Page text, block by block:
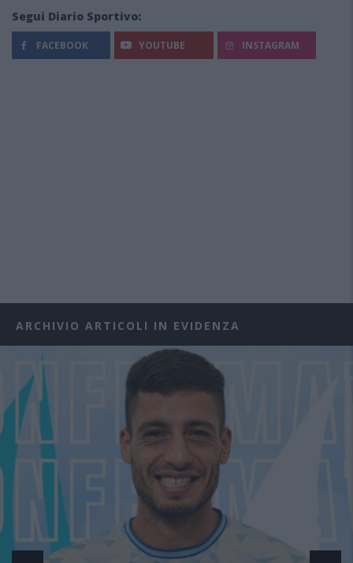
Segui Diario Sportivo:
FACEBOOK YOUTUBE INSTAGRAM
ARCHIVIO ARTICOLI IN EVIDENZA